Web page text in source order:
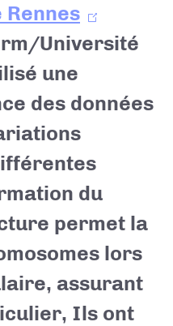
Rennes
Université
une
des données
du
permet la
lors
assurant
Ils ont